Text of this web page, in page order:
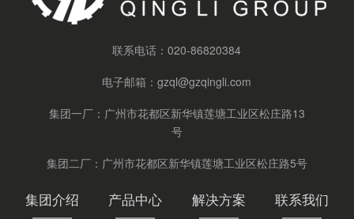
联系电话：020-86820384
电子邮箱：gzql@gzqingli.com
集团一厂：广州市花都区新华镇莲塘工业区松庄路13
号
集团二厂：广州市花都区新华镇莲塘工业区松庄路5号
集团介绍 产品中心 解决方案 联系我们